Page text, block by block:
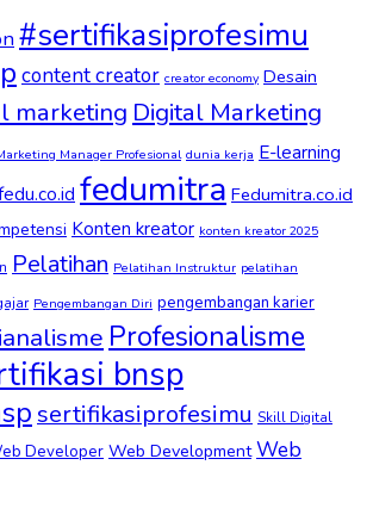
#sertifikasiprofesimu
content creator creator economy Desain
marketing Digital Marketing
Manager Profesional dunia kerja E-learning
fedumitra Fedumitra.co.id
Konten kreator konten kreator 2025
Pelatihan Pelatihan Instruktur pelatihan
Pengembangan Diri pengembangan karier
Profesionalisme
bnsp
sertifikasiprofesimu Skill Digital
Developer Web Development Web